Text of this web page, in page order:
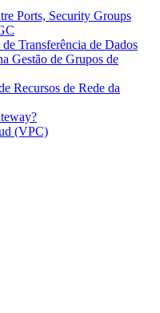
Ports, Security Groups
Transferência de Dados
Gestão de Grupos de
Recursos de Rede da
(VPC)